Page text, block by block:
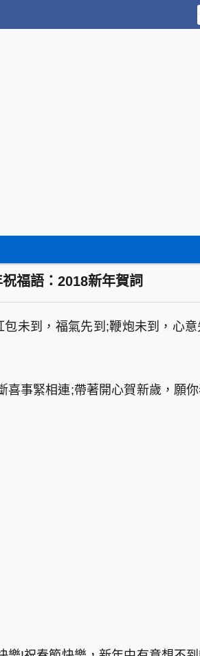
福語：2018新年賀詞
未到，福氣先到;鞭炮未到，心
事緊相連;帶著開心賀新歲，願